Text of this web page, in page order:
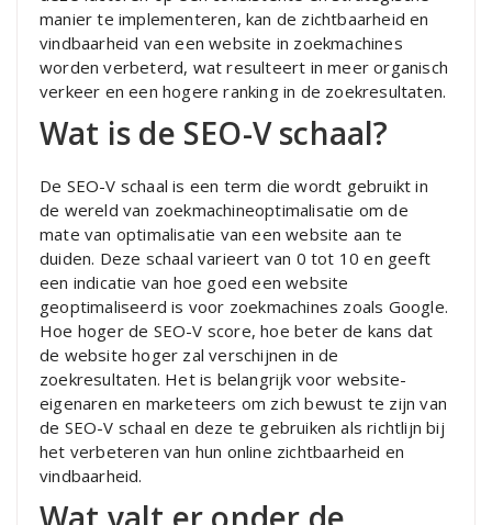
manier te implementeren, kan de zichtbaarheid en
vindbaarheid van een website in zoekmachines
worden verbeterd, wat resulteert in meer organisch
verkeer en een hogere ranking in de zoekresultaten.
Wat is de SEO-V schaal?
De SEO-V schaal is een term die wordt gebruikt in
de wereld van zoekmachineoptimalisatie om de
mate van optimalisatie van een website aan te
duiden. Deze schaal varieert van 0 tot 10 en geeft
een indicatie van hoe goed een website
geoptimaliseerd is voor zoekmachines zoals Google.
Hoe hoger de SEO-V score, hoe beter de kans dat
de website hoger zal verschijnen in de
zoekresultaten. Het is belangrijk voor website-
eigenaren en marketeers om zich bewust te zijn van
de SEO-V schaal en deze te gebruiken als richtlijn bij
het verbeteren van hun online zichtbaarheid en
vindbaarheid.